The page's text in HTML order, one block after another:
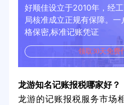
好顺佳设立于2010年，经
局核准成立正规有保障。
格保密,标准记账凭证
领取30天免费
龙游知名记账报税哪家好？
龙游的记账报税服务市场